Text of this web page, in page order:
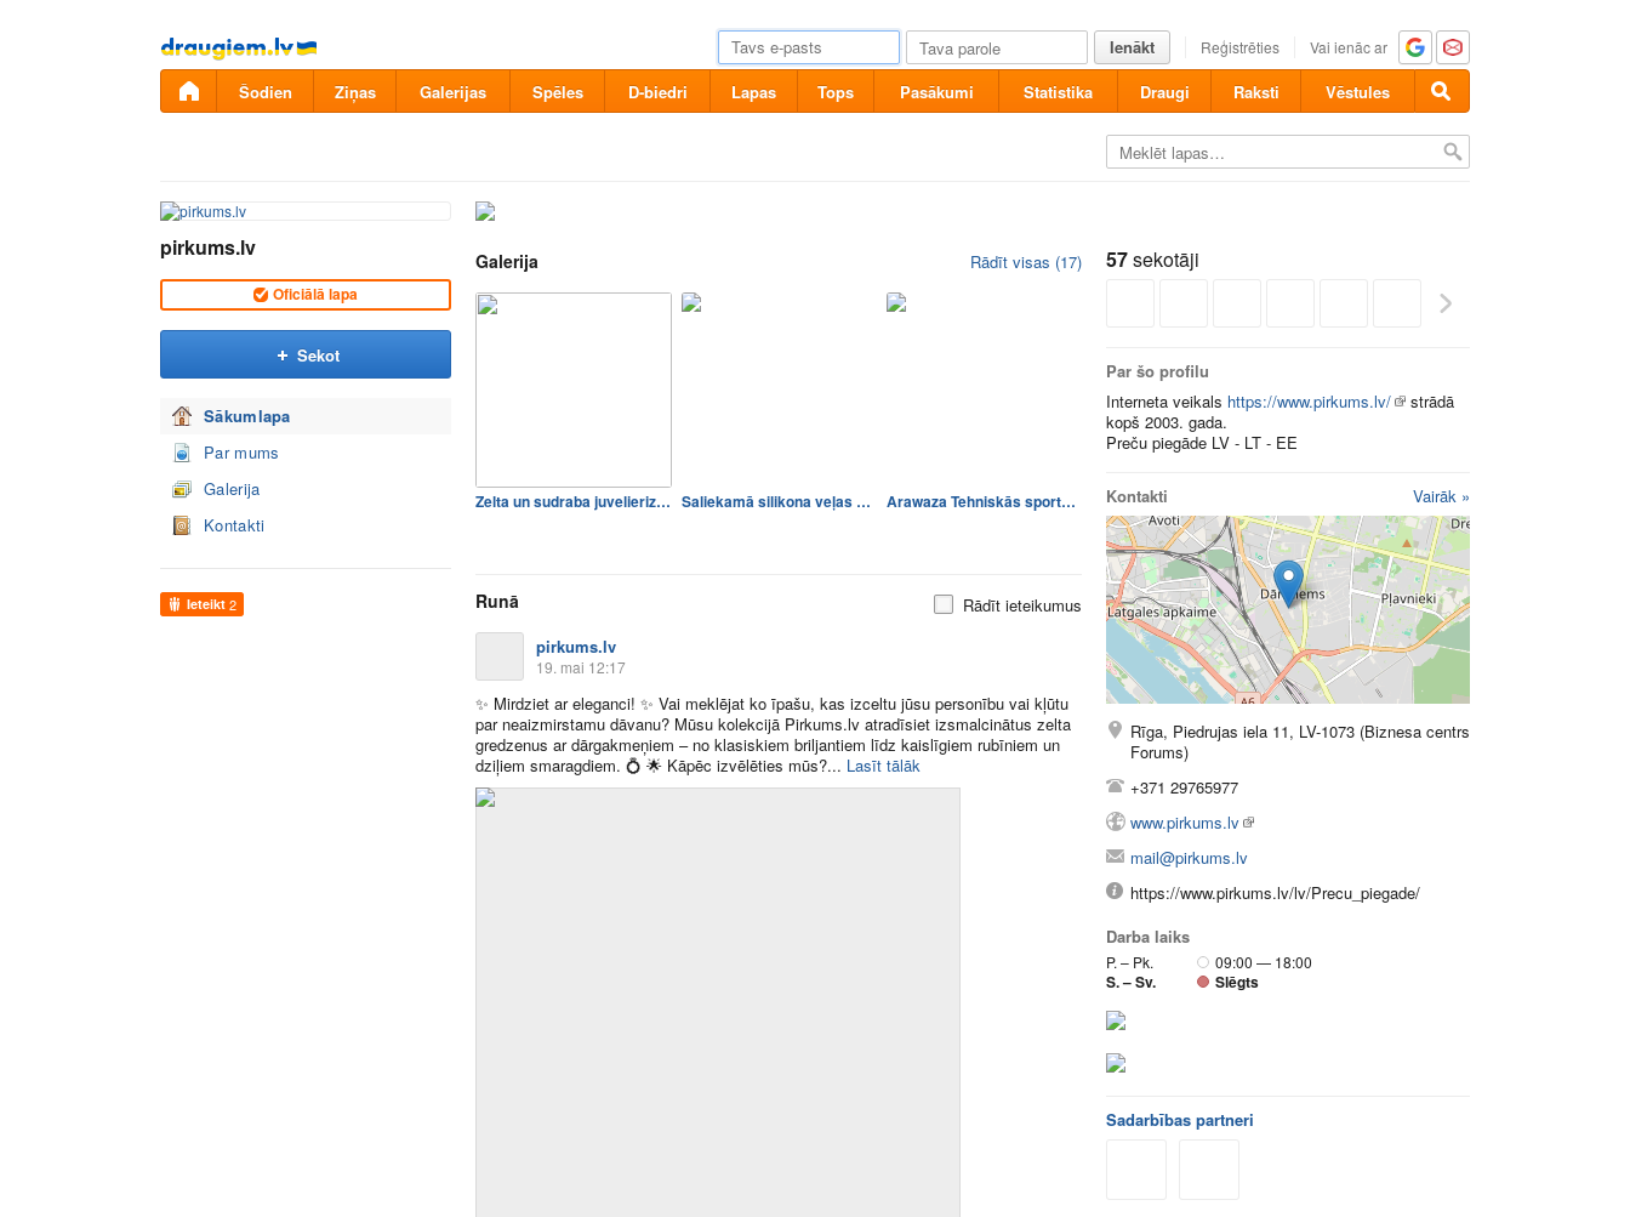
Pāriet
uz
saturu
Ienākt Reģistrēties Vai ienāc ar
Šodien Ziņas Galerijas Spēles D-biedri Lapas Tops Pasākumi Statistika Draugi Raksti Vēstules
pirkums.lv
Oficiālā lapa
Sekot
Sākumlapa
Par mums
Galerija
Kontakti
Ieteikt 2
Galerija Rādīt visas (17)
Zelta un sudraba juvelieriz… Saliekamā silikona veļas va… Arawaza Tehniskās sporta somas
Runā
Rādīt ieteikumus
pirkums.lv
19. mai 12:17
✨ Mirdziet ar eleganci! ✨ Vai meklējat ko īpašu, kas izceltu jūsu personību vai kļūtu
par neaizmirstamu dāvanu? Mūsu kolekcijā Pirkums.lv atradīsiet izsmalcinātus zelta
gredzenus ar dārgakmeņiem – no klasiskiem briljantiem līdz kaislīgiem rubīniem un
dziļiem smaragdiem. 💍 🌟 Kāpēc izvēlēties mūs?​... Lasīt tālāk
57sekotāji
Par šo profilu
Interneta veikals https://www.pirkums.lv/
strādā
kopš 2003. gada.
Preču piegāde LV - LT - EE
Kontakti Vairāk »
Rīga, Piedrujas iela 11, LV-1073 (Biznesa centrs
Forums)
+371 29765977
www.pirkums.lv
mail@pirkums.lv
https://www.pirkums.lv/lv/Precu_piegade/
Darba laiks
P. – Pk. 09:00 — 18:00
S. – Sv. Slēgts
Sadarbības partneri